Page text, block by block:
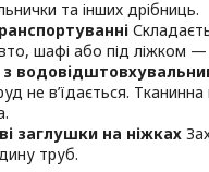
та інших дрібниць.
шафі або під ліжком —
не в’їдається.
заглушки на ніжках
труб.